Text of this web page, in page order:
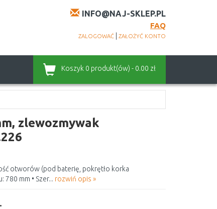
INFO@NAJ-SKLEP.PL
FAQ
ZALOGOWAĆ ZAŁOŻYĆ KONTO
Koszyk 0 produkt(ów) - 0.00 zł
zlewozmywak
otworów (pod baterię, pokrętło korka
mm • Szer... rozwiń opis »